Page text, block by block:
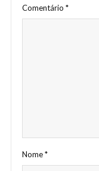
Comentário *
Nome*